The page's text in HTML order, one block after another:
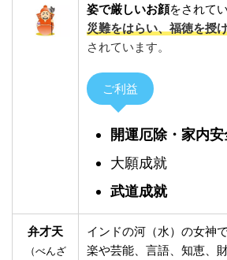
姿で厳しいお顔をされてい
災難をはらい、福徳を授
されています。
ご利益
開運厄除・家内安
大願成就
武道成就
弁才天
（べんざ
インドの河（水）の女神
楽や芸能、言語、知恵、